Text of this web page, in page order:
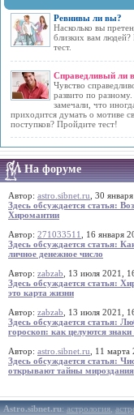
Ревнивы ли вы?
Насколько вы
близких вам
тест.
Справедливый ли
Чувство
развито по
замечали, что
приходится думать о мотиве
поступков? Пройдите тест!
На форуме
Автор: astro.sibnet.ru , 30
Здесь обсуждается статья:
Хиромантии
Автор: 271033511
, 16 января
Здесь обсуждается статья:
личное денежное число
Автор: zabzab , 13 июля 2021,
Здесь обсуждается статья:
это карта жизни
Автор: zabzab , 13 июля 2021,
Здесь обсуждается статья:
гороскоп: как целуются знаки
Автор: astro.sibnet.ru , 11
Здесь обсуждается статья:
открывают тайны мироздания
Astro.sibnet.ru:астрология,